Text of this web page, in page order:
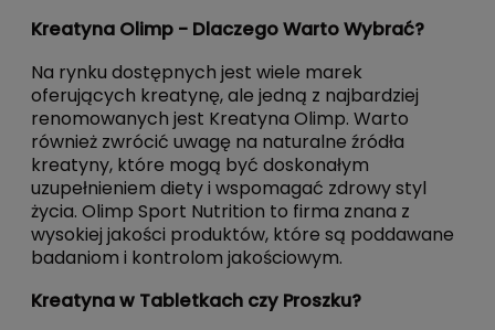
Kreatyna Olimp - Dlaczego Warto Wybrać?
Na rynku dostępnych jest wiele marek
oferujących kreatynę, ale jedną z najbardziej
renomowanych jest Kreatyna Olimp. Warto
również zwrócić uwagę na naturalne źródła
kreatyny, które mogą być doskonałym
uzupełnieniem diety i wspomagać zdrowy styl
życia. Olimp Sport Nutrition to firma znana z
wysokiej jakości produktów, które są poddawane
badaniom i kontrolom jakościowym.
Kreatyna w Tabletkach czy Proszku?